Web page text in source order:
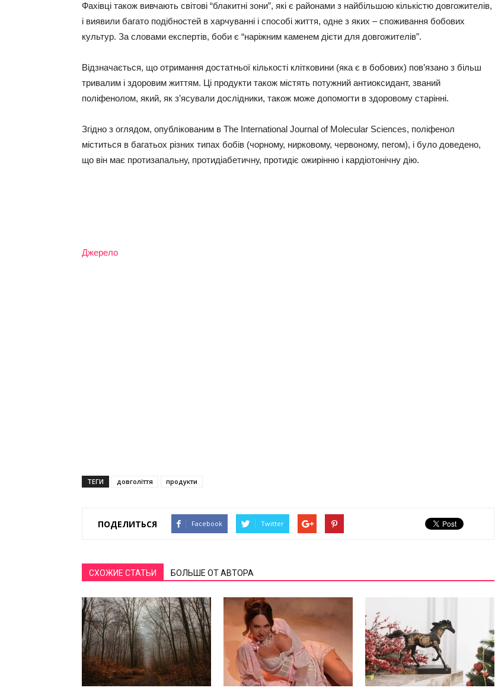
Фахівці також вивчають світові “блакитні зони”, які є районами з найбільшою кількістю довгожителів,
і виявили багато подібностей в харчуванні і способі життя, одне з яких – споживання бобових
культур. За словами експертів, боби є “наріжним каменем дієти для довгожителів”.
Відзначається, що отримання достатньої кількості клітковини (яка є в бобових) пов’язано з більш
тривалим і здоровим життям. Ці продукти також містять потужний антиоксидант, званий
поліфенолом, який, як з’ясували дослідники, також може допомогти в здоровому старінні.
Згідно з оглядом, опублікованим в The International Journal of Molecular Sciences, поліфенол
міститься в багатьох різних типах бобів (чорному, нирковому, червоному, пегом), і було доведено,
що він має протизапальну, протидіабетичну, протидіє ожирінню і кардіотонічну дію.
Джерело
ТЕГИ довголіття продукти
ПОДЕЛИТЬСЯ Facebook Twitter
СХОЖИЕ СТАТЬИ БОЛЬШЕ ОТ АВТОРА